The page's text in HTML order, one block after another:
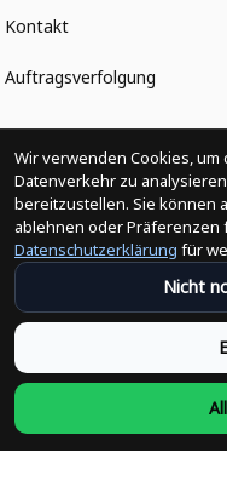
Kontakt
Auftragsverfolgung
Politiken
Änderungen der Bestellung
Versandpolitik
Rückerstattungsrichtlinie
Rückgabepolitik
Wir verwenden Cookies,
Datenverkehr zu
bereitzustellen. Sie können
ablehnen oder Präferenzen
Datenschutzerklärung für
Nicht